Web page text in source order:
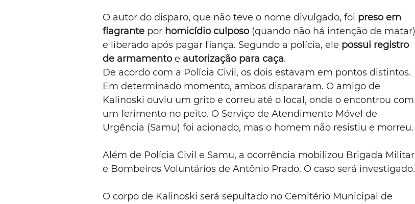
O autor do disparo, que não teve o nome divulgado, foi preso em
flagrante por homicídio culposo (quando não há intenção de matar)
e liberado após pagar fiança. Segundo a polícia, ele possui registro
de armamento e autorização para caça.
De acordo com a Polícia Civil, os dois estavam em pontos distintos.
Em determinado momento, ambos dispararam. O amigo de
Kalinoski ouviu um grito e correu até o local, onde o encontrou com
um ferimento no peito. O Serviço de Atendimento Móvel de
Urgência (Samu) foi acionado, mas o homem não resistiu e morreu.
Além de Polícia Civil e Samu, a ocorrência mobilizou Brigada Militar
e Bombeiros Voluntários de Antônio Prado. O caso será investigado.
O corpo de Kalinoski será sepultado no Cemitério Municipal de